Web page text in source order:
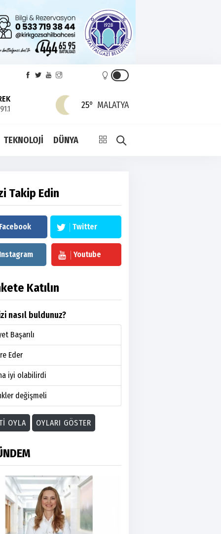
25° MALATYA
TEKNOLOJİ DÜNYA
Takip Edin
Facebook Twitter
Instagram Youtube
Katılın
nasıl buldunuz?
Başarılı
Eder
iyi olabilirdi
değişmeli
OYLA OYLARI GÖSTER